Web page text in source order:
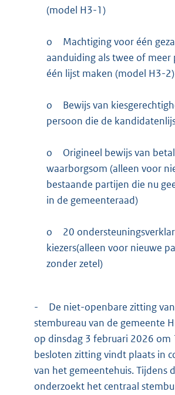
(model H3-1)
o
Machtiging voor één
aanduiding als twee of meer
één lijst maken (model H3-2)
o
Bewijs van
persoon die de
o
Origineel bewijs van
waarborgsom (alleen voor
bestaande partijen die nu
in de gemeenteraad)
o
20
kiezers(alleen voor nieuwe
zonder zetel)
-
De niet-openbare zitting
stembureau van de gemeente
op dinsdag 3 februari 2026 om
besloten zitting vindt plaats in
van het gemeentehuis. Tijdens
onderzoekt het centraal